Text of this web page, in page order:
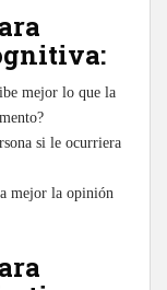
mejor lo que la
si le ocurriera
mejor la opinión